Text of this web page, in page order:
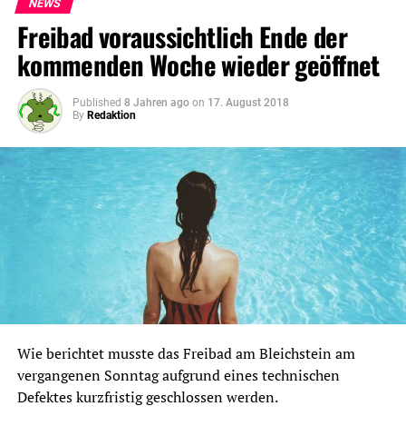
NEWS
Freibad voraussichtlich Ende der
kommenden Woche wieder geöffnet
Published 8 Jahren ago on 17. August 2018
By Redaktion
Wie berichtet musste das Freibad am Bleichstein am
vergangenen Sonntag aufgrund eines technischen
Defektes kurzfristig geschlossen werden.